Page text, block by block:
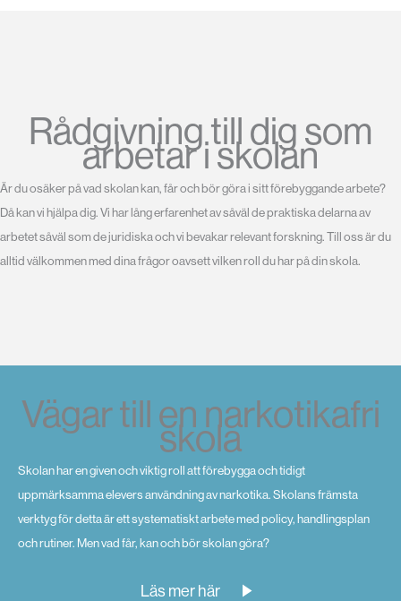
Rådgivning till dig som
arbetar i skolan
Är du osäker på vad skolan kan, får och bör göra i sitt förebyggande arbete?
Då kan vi hjälpa dig. Vi har lång erfarenhet av såväl de praktiska delarna av
arbetet såväl som de juridiska och vi bevakar relevant forskning. Till oss är du
alltid välkommen med dina frågor oavsett vilken roll du har på din skola.
Vägar till en narkotikafri
skola
Skolan har en given och viktig roll att förebygga och tidigt
uppmärksamma elevers användning av narkotika. Skolans främsta
verktyg för detta är ett systematiskt arbete med policy, handlingsplan
och rutiner. Men vad får, kan och bör skolan göra?
Läs mer här